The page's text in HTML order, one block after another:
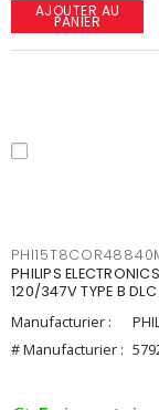
AJOUTER AU
PANIER
PHILIPS
120/347V TYPE B DLC
Manufacturier :
# Manufacturier :